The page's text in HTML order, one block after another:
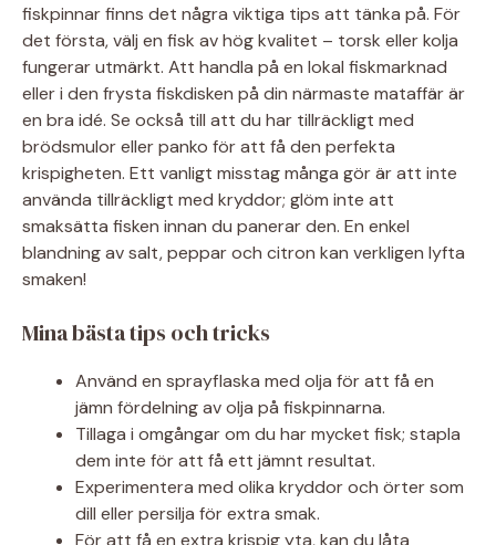
fiskpinnar finns det några viktiga tips att tänka på. För
det första, välj en fisk av hög kvalitet – torsk eller kolja
fungerar utmärkt. Att handla på en lokal fiskmarknad
eller i den frysta fiskdisken på din närmaste mataffär är
en bra idé. Se också till att du har tillräckligt med
brödsmulor eller panko för att få den perfekta
krispigheten. Ett vanligt misstag många gör är att inte
använda tillräckligt med kryddor; glöm inte att
smaksätta fisken innan du panerar den. En enkel
blandning av salt, peppar och citron kan verkligen lyfta
smaken!
Mina bästa tips och tricks
Använd en sprayflaska med olja för att få en
jämn fördelning av olja på fiskpinnarna.
Tillaga i omgångar om du har mycket fisk; stapla
dem inte för att få ett jämnt resultat.
Experimentera med olika kryddor och örter som
dill eller persilja för extra smak.
För att få en extra krispig yta, kan du låta